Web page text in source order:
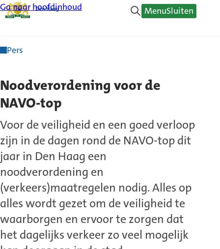
Ga naar hoofdinhoud MenuSluiten
Pers
Noodverordening voor de
NAVO-top
Voor de veiligheid en een goed verloop
zijn in de dagen rond de NAVO-top dit
jaar in Den Haag een
noodverordening en
(verkeers)maatregelen nodig. Alles op
alles wordt gezet om de veiligheid te
waarborgen en ervoor te zorgen dat
het dagelijks verkeer zo veel mogelijk